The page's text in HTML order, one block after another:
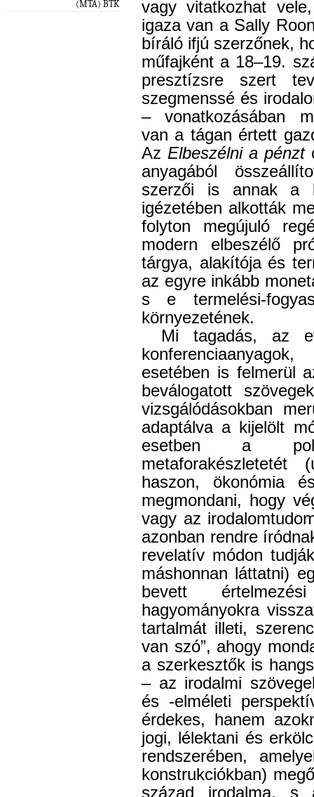
(MTA) BTK
vagy vitatkozhat
igaza van a Sally
bíráló ifjú szerzőnek,
műfajként a 18–19.
presztízsre szert
szegmenssé és
– vonatkozásában
van a tágan értett
Az Elbeszélni a pénzt
anyagából
szerzői is annak a
igézetében alkották
folyton megújuló
modern elbeszélő
tárgya, alakítója és
az egyre inkább
s e termelési-
környezetének.
Mi tagadás, az
esetében is felmerül
beválogatott
vizsgálódásokban
adaptálva a kijelölt
esetben a
metaforakészletetét
haszon, ökonómia
megmondani, hogy
vagy az
azonban rendre
revelatív módon
máshonnan láttatni)
bevett
hagyományokra
tartalmát illeti,
van szó”, ahogy
a szerkesztők is
– az irodalmi
és -elméleti
érdekes, hanem
jogi, lélektani és
rendszerében,
konstrukciókban)
század irodalma, s